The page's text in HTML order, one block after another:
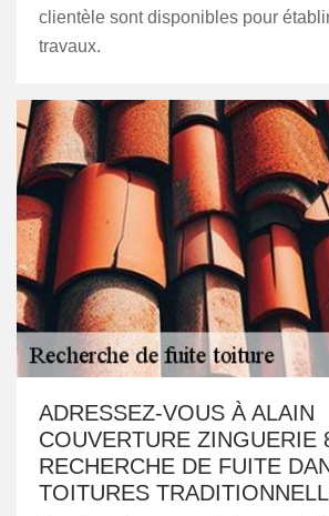
clientèle sont disponibles pour
travaux.
ADRESSEZ-VOUS À ALAIN
COUVERTURE ZINGUERIE
RECHERCHE DE FUITE
TOITURES